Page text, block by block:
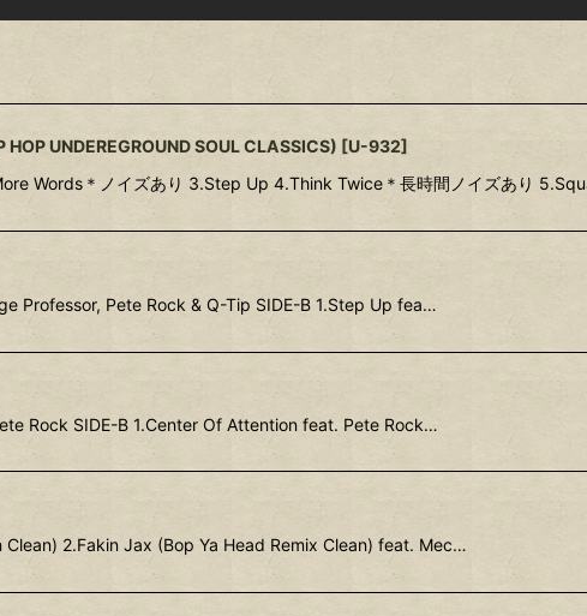
UNDEREGROUND SOUL CLASSICS) [U-932]
Words＊ノイズあり 3.Step Up 4.Think Twice＊長時間ノイズあり
Professor, Pete Rock & Q-Tip SIDE-B 1.Step Up fea…
Rock SIDE-B 1.Center Of Attention feat. Pete Rock…
Clean) 2.Fakin Jax (Bop Ya Head Remix Clean) feat. Mec…